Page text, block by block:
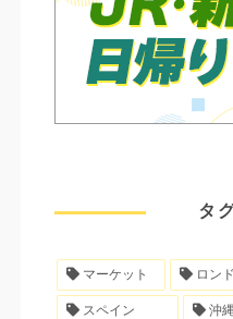
タ
マーケット ロン
スペイン 沖縄